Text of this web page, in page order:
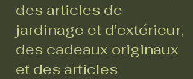
des articles de
jardinage et d'extérieur,
des cadeaux originaux
et des articles